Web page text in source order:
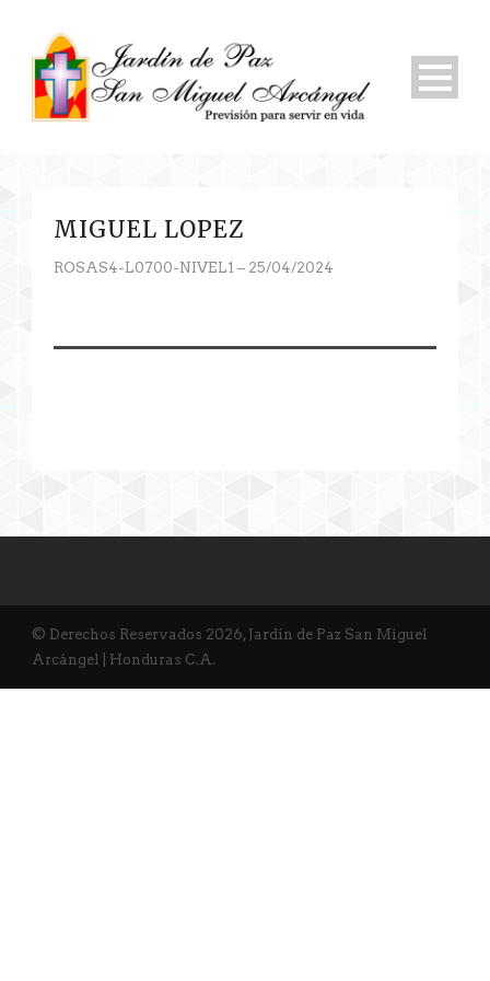
MIGUEL LOPEZ
ROSAS4-L0700-NIVEL1 – 25/04/2024
© Derechos Reservados 2026, Jardín de Paz San Miguel
Arcángel | Honduras C.A.